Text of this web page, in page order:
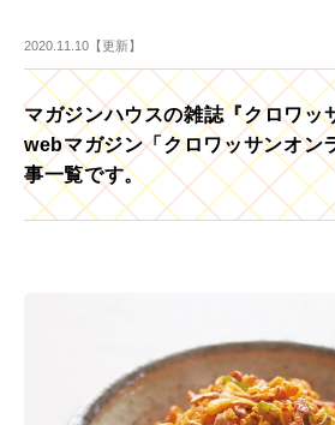
2020.11.10【更新】
マガジンハウスの雑誌『クロワッ
webマガジン「クロワッサンオン
事一覧です。